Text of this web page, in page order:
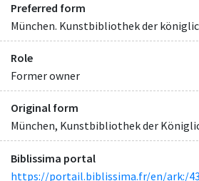
Preferred form
München. Kunstbibliothek der
Role
Former owner
Original form
München, Kunstbibliothek der
Biblissima portal
https://portail.biblissima.fr/en/ark:/